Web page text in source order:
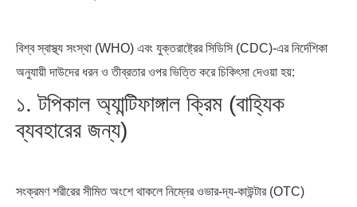
বিশ্ব স্বাস্থ্য সংস্থা (WHO) এবং যুক্তরাষ্ট্রের সিডিসি (CDC)-এর নির্দেশিকা
অনুযায়ী দাউদের ধরন ও তীব্রতার ওপর ভিত্তি করে চিকিৎসা দেওয়া হয়:
১. টপিকাল অ্যান্টিফাঙ্গাল ক্রিম (বাহ্যিক
ব্যবহারের জন্য)
সংক্রমণ শরীরের সীমিত অংশে থাকলে নিম্নের ওভার-দ্য-কাউন্টার (OTC)